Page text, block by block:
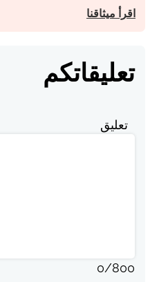
اقرأ ميثاقنا
تعليقاتكم
تعليق
0/800